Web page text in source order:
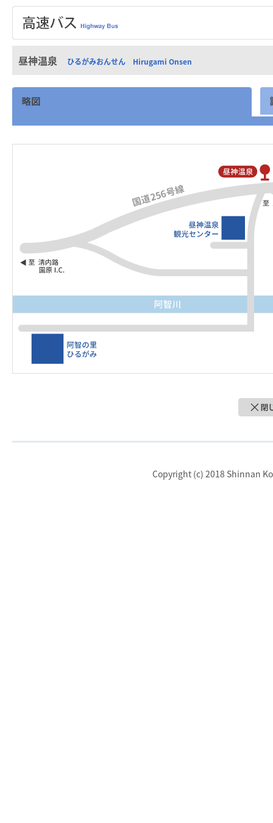
昼神温泉 ひるがみおんせん Hirugami Onsen
Copyright (c) 2018 Shinnan